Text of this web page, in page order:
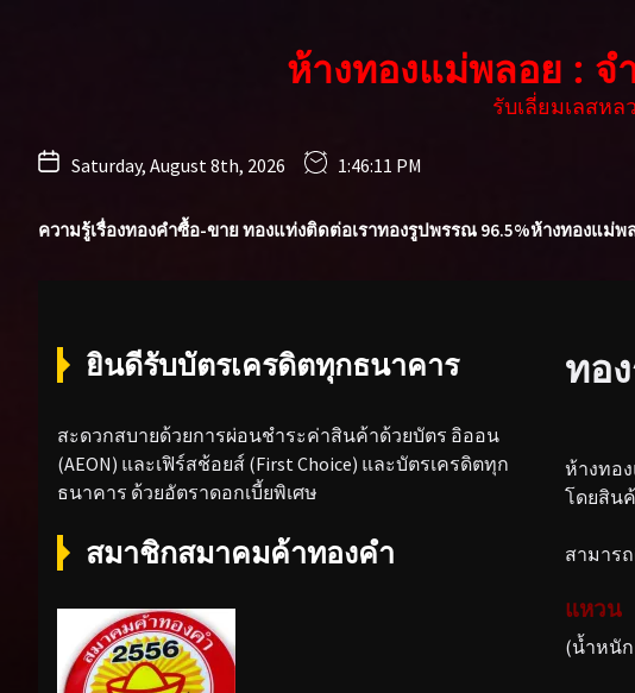
ห้างทองแม่พลอย : จ
รับเลี่ยมเลสห
Saturday, August 8th, 2026 1:46:12 PM
ความรู้เรื่องทองคำซื้อ-ขาย ทองแท่งติดต่อเราทองรูปพรรณ 96.5%ห้างทองแม่พ
ทอ
ห้างทอ
โดยสิน
สามาร
แหวน
(น้ำหนัก
ยินดีรับบัตรเครดิตทุกธนาคาร
สะดวกสบายด้วยการผ่อนชำระค่าสินค้าด้วยบัตร อิออน
(AEON) และเฟิร์สช้อยส์ (First Choice) และบัตรเครดิตทุก
ธนาคาร ด้วยอัตราดอกเบี้ยพิเศษ
สมาชิกสมาคมค้าทองคำ